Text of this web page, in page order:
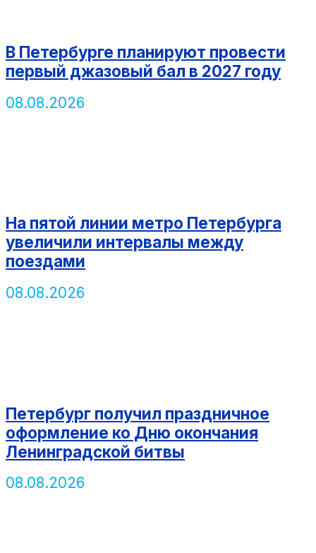
В Петербурге планируют провести
первый джазовый бал в 2027 году
08.08.2026
На пятой линии метро Петербурга
увеличили интервалы между
поездами
08.08.2026
Петербург получил праздничное
оформление ко Дню окончания
Ленинградской битвы
08.08.2026